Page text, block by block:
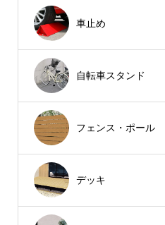
車止め
自転車スタンド
フェンス・ポール
デッキ